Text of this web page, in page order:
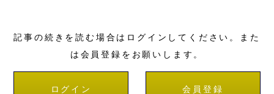
記事の続きを読む場合はログインしてください。また
は会員登録をお願いします。
ログイン 会員登録